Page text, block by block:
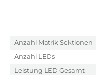
Anzahl Matrik Sektionen
Anzahl LEDs
Leistung LED Gesamt